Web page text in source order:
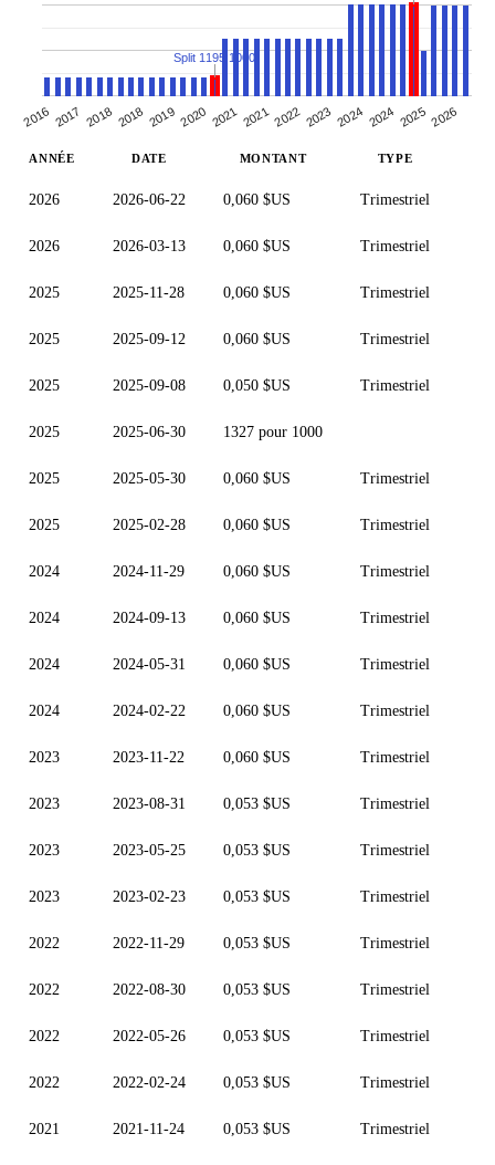
2016 2017 2018 2018 2019 2020 2021 20212022 2023 2024 2024 2025 2026
Split 1195:1000
ANNÉE DATE MONTANT TYPE
2026 2026-06-22 0,060 $US Trimestriel
2026 2026-03-13 0,060 $US Trimestriel
2025 2025-11-28 0,060 $US Trimestriel
2025 2025-09-12 0,060 $US Trimestriel
2025 2025-09-08 0,050 $US Trimestriel
2025 2025-06-30 1327 pour 1000
2025 2025-05-30 0,060 $US Trimestriel
2025 2025-02-28 0,060 $US Trimestriel
2024 2024-11-29 0,060 $US Trimestriel
2024 2024-09-13 0,060 $US Trimestriel
2024 2024-05-31 0,060 $US Trimestriel
2024 2024-02-22 0,060 $US Trimestriel
2023 2023-11-22 0,060 $US Trimestriel
2023 2023-08-31 0,053 $US Trimestriel
2023 2023-05-25 0,053 $US Trimestriel
2023 2023-02-23 0,053 $US Trimestriel
2022 2022-11-29 0,053 $US Trimestriel
2022 2022-08-30 0,053 $US Trimestriel
2022 2022-05-26 0,053 $US Trimestriel
2022 2022-02-24 0,053 $US Trimestriel
2021 2021-11-24 0,053 $US Trimestriel